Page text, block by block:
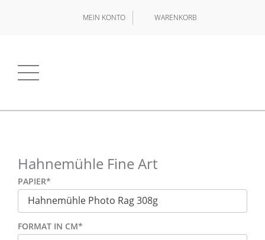
MEIN KONTO WARENKORB
Hahnemühle Fine Art
PAPIER*
FORMAT IN CM*